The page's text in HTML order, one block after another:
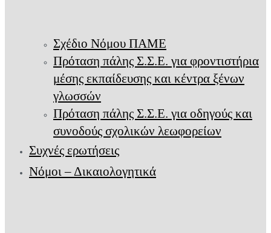
Σχέδιο Νόμου ΠΑΜΕ
Πρόταση πάλης Σ.Σ.Ε. για φροντιστήρια
μέσης εκπαίδευσης και κέντρα ξένων
γλωσσών
Πρόταση πάλης Σ.Σ.Ε. για οδηγούς και
συνοδούς σχολικών λεωφορείων
Συχνές ερωτήσεις
Νόμοι – Δικαιολογητικά